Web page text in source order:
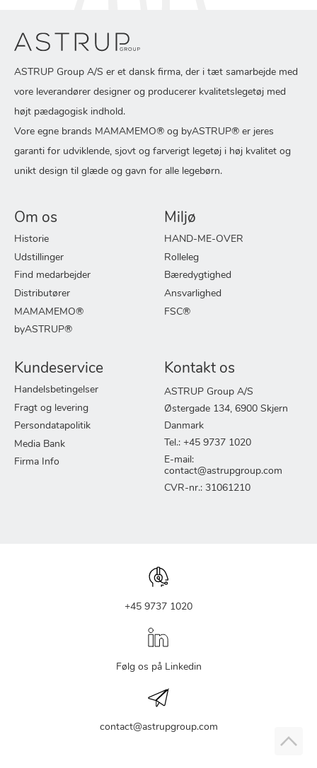
ASTRUP Group A/S er et dansk firma, der i tæt samarbejde med
vore leverandører designer og producerer kvalitetslegetøj med
højt pædagogisk indhold.
Vore egne brands MAMAMEMO® og byASTRUP® er jeres
garanti for udviklende, sjovt og farverigt legetøj i høj kvalitet og
unikt design til glæde og gavn for alle legebørn.
Om os
Historie
Udstillinger
Find medarbejder
Distributører
MAMAMEMO®
byASTRUP®
Miljø
HAND-ME-OVER
Rolleleg
Bæredygtighed
Ansvarlighed
FSC®
Kundeservice
Handelsbetingelser
Fragt og levering
Persondatapolitik
Media Bank
Firma Info
Kontakt os
ASTRUP Group A/S
Østergade 134, 6900 Skjern
Danmark
Tel.: +45 9737 1020
E-mail:
contact@astrupgroup.com
CVR-nr.: 31061210
+45 9737 1020
Følg os på Linkedin
contact@astrupgroup.com